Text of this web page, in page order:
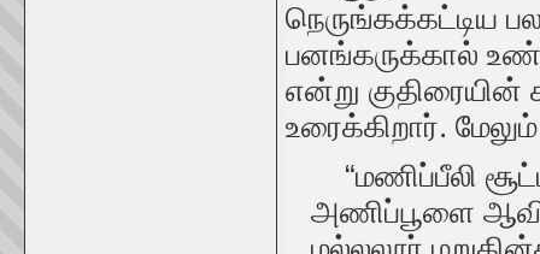
நெருங்கக்கட்டிய
பனங்கருக்கால்
என்று
உரைக்கிறார்.
“மணிப்பீலி
அணிப்பூளை